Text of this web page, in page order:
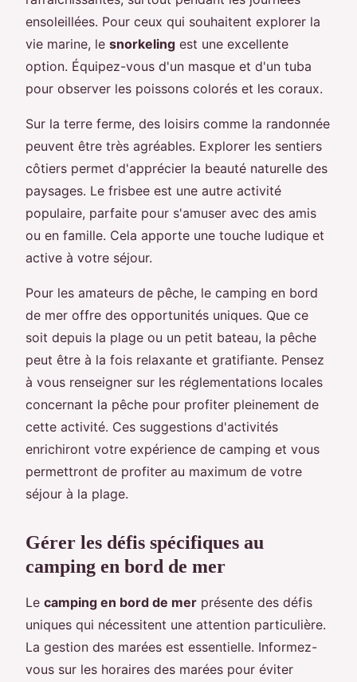
ensoleillées. Pour ceux qui souhaitent explorer la
vie marine, le snorkeling est une excellente
option. Équipez-vous d'un masque et d'un tuba
pour observer les poissons colorés et les coraux.
Sur la terre ferme, des loisirs comme la randonnée
peuvent être très agréables. Explorer les sentiers
côtiers permet d'apprécier la beauté naturelle des
paysages. Le frisbee est une autre activité
populaire, parfaite pour s'amuser avec des amis
ou en famille. Cela apporte une touche ludique et
active à votre séjour.
Pour les amateurs de pêche, le camping en bord
de mer offre des opportunités uniques. Que ce
soit depuis la plage ou un petit bateau, la pêche
peut être à la fois relaxante et gratifiante. Pensez
à vous renseigner sur les réglementations locales
concernant la pêche pour profiter pleinement de
cette activité. Ces suggestions d'activités
enrichiront votre expérience de camping et vous
permettront de profiter au maximum de votre
séjour à la plage.
Gérer les défis spécifiques au
camping en bord de mer
Le camping en bord de mer présente des défis
uniques qui nécessitent une attention particulière.
La gestion des marées est essentielle. Informez-
vous sur les horaires des marées pour éviter